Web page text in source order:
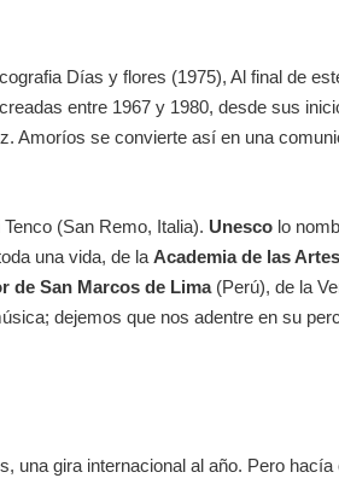
Días y flores (1975), Al final de
entre 1967 y 1980, desde sus
Amoríos se convierte así en una
(San Remo, Italia). Unesco lo
una vida, de laAcademia de las
de San Marcos de Lima (Perú), de la
dejemos que nos adentre en su
una gira internacional al año. Pero